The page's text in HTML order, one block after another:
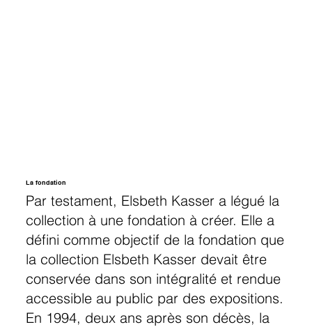
La fondation
Par testament, Elsbeth Kasser a légué la
collection à une fondation à créer. Elle a
défini comme objectif de la fondation que
la collection Elsbeth Kasser devait être
conservée dans son intégralité et rendue
accessible au public par des expositions.
En 1994, deux ans après son décès, la